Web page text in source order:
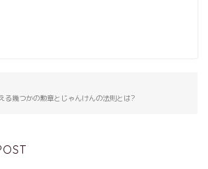
る幾つかの勲章とじゃんけんの法則とは?